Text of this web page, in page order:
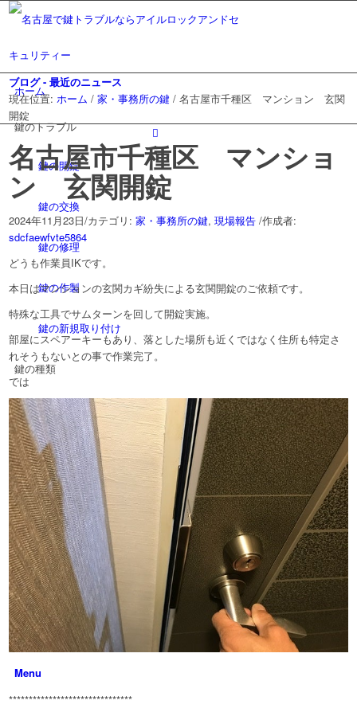
ホーム
鍵のトラブル
鍵の開錠
鍵の交換
鍵の修理
鍵の作製
鍵の新規取り付け
鍵の種類
家・事務所の鍵
車・バイクの鍵
金庫の鍵
料金
法人様へ
会社概要
ブログ（現場より）
Menu
ブログ - 最近のニュース
現在位置:ホーム / 家・事務所の鍵 / 名古屋市千種区 マンション 玄関
開錠
名古屋市千種区 マンショ
ン 玄関開錠
2024年11月23日/カテゴリ:家・事務所の鍵,現場報告 /作成者:
sdcfaewfvte5864
どうも作業員IKです。
本日はマンションの玄関カギ紛失による玄関開錠のご依頼です。
特殊な工具でサムターンを回して開錠実施。
部屋にスペアーキーもあり、落とした場所も近くではなく住所も特定さ
れそうもないとの事で作業完了。
では
*******************************